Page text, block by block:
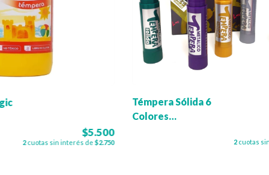
$5.500
2cuotas sin interés de$2.750
Témpera Sólida 6
Colores
2 cuotas